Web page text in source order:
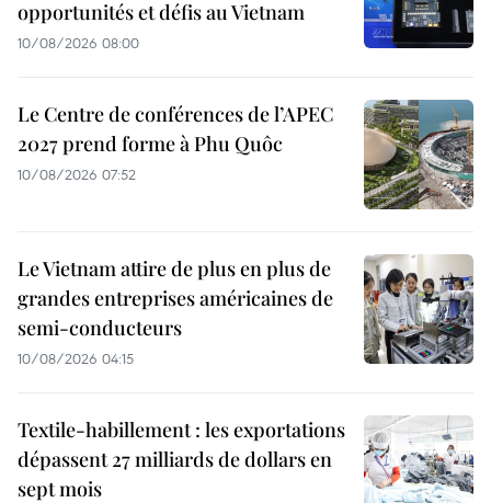
opportunités et défis au Vietnam
10/08/2026 08:00
Le Centre de conférences de l’APEC
2027 prend forme à Phu Quôc
10/08/2026 07:52
Le Vietnam attire de plus en plus de
grandes entreprises américaines de
semi-conducteurs
10/08/2026 04:15
Textile-habillement : les exportations
dépassent 27 milliards de dollars en
sept mois